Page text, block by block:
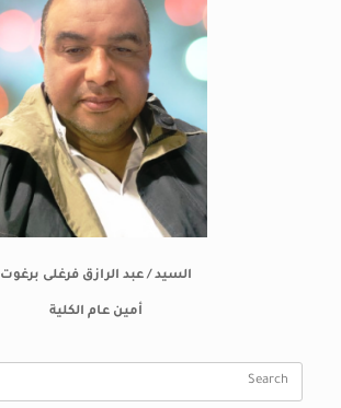
السيد / عبد الرازق فرغلى برغوت
أمين عام الكلية
Search